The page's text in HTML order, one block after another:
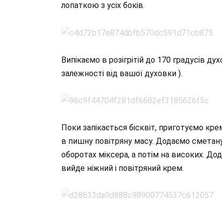
лопаткою з усіх боків.
Випікаємо в розігрітій до 170 градусів
залежності від вашої духовки ).
Поки запікається бісквіт, приготуємо
в пишну повітряну масу. Додаємо
оборотах міксера, а потім на високих.
вийде ніжний і повітряний крем.